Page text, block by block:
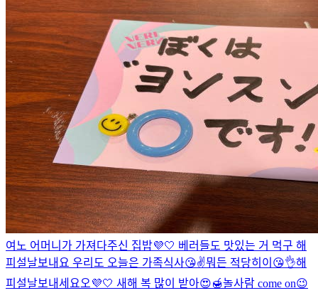
여노 어머니가 가져다주신 집밥💜🤍 베러들도 맛있는 거 먹구 해
피설날보내요 우리도 오늘은 가족식사😘✌️뭐든 적당히이😘👌해
피설날보내세요오💜🤍 새해 복 많이 받아😍🍯놀사람 come on😉